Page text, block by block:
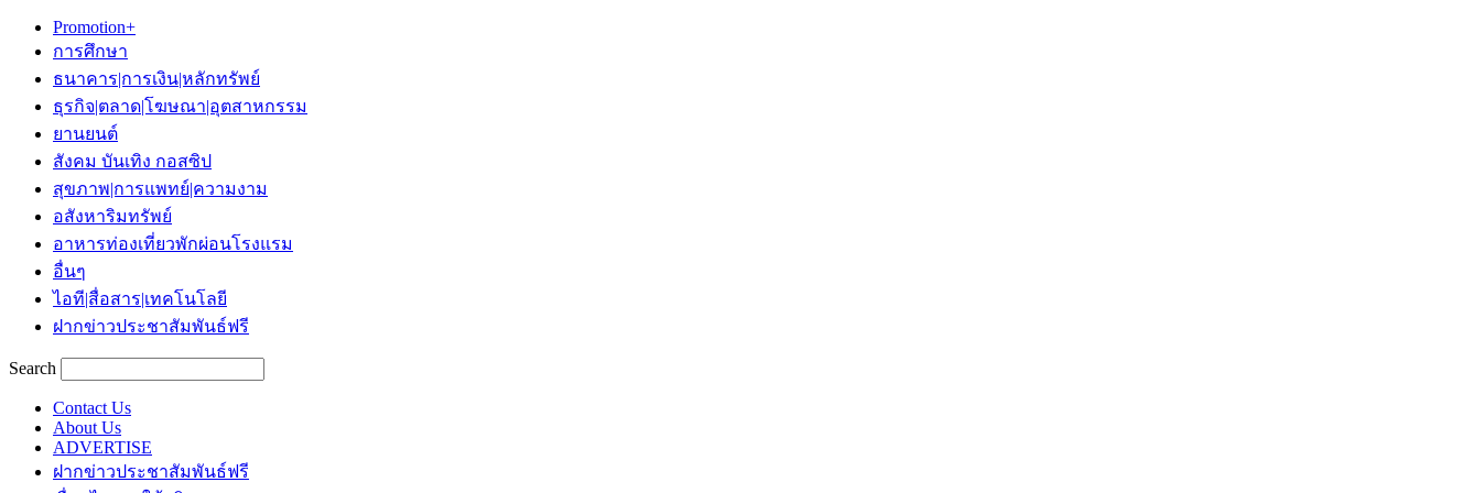
Promotion+
การศึกษา
ธนาคาร|การเงิน|หลักทรัพย์
ธุรกิจ|ตลาด|โฆษณา|อุตสาหกรรม
ยานยนต์
สังคม บันเทิง กอสซิป
สุขภาพ|การแพทย์|ความงาม
อสังหาริมทรัพย์
อาหารท่องเที่ยวพักผ่อนโรงแรม
อื่นๆ
ไอที|สื่อสาร|เทคโนโลยี
ฝากข่าวประชาสัมพันธ์ฟรี
Search
Contact Us
About Us
ADVERTISE
ฝากข่าวประชาสัมพันธ์ฟรี